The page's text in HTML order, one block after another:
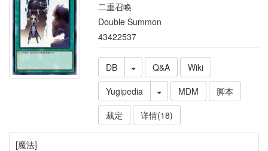
二重召喚
Double Summon
43422537
DB Q&A
Wiki
Yugipedia
MDM
脚本
裁定
详情(18)
[魔法]